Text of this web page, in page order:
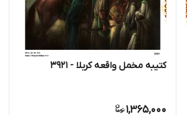
کتیبه مخمل واقعه کربلا - 3921
1,365,000